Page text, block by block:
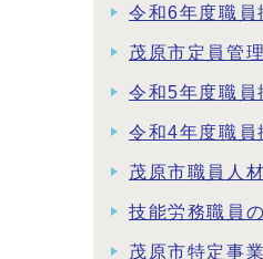
令和6年度職員
茂原市定員管
令和5年度職員
令和4年度職員
茂原市職員人
技能労務職員
茂原市特定事